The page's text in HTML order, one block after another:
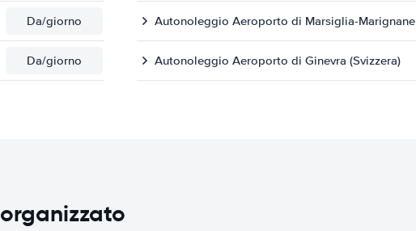
Da/giorno Autonoleggio Aeroporto di Marsiglia-Marignane
Da/giorno Autonoleggio Aeroporto di Ginevra (Svizzera)